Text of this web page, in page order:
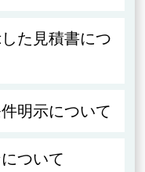
た見積書につ
明示について
ついて